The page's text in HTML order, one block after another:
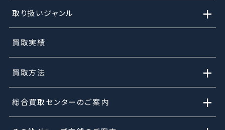
取り扱いジャンル +
買取実績
買取方法 +
総合買取センターのご案内 +